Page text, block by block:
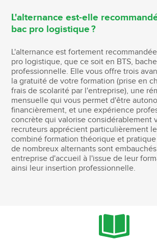
L'alternance est-elle
bac pro logistique ?
L'alternance est fortement
pro logistique, que ce soit en BTS,
professionnelle. Elle vous offre trois
la gratuité de votre formation (prise en
frais de scolarité par l'entreprise), une
mensuelle qui vous permet d'être
financièrement, et une expérience
concrète qui valorise considérablement
recruteurs apprécient particulièrement
combiné formation théorique et
de nombreux alternants sont
entreprise d'accueil à l'issue de leur
ainsi leur insertion professionnelle.